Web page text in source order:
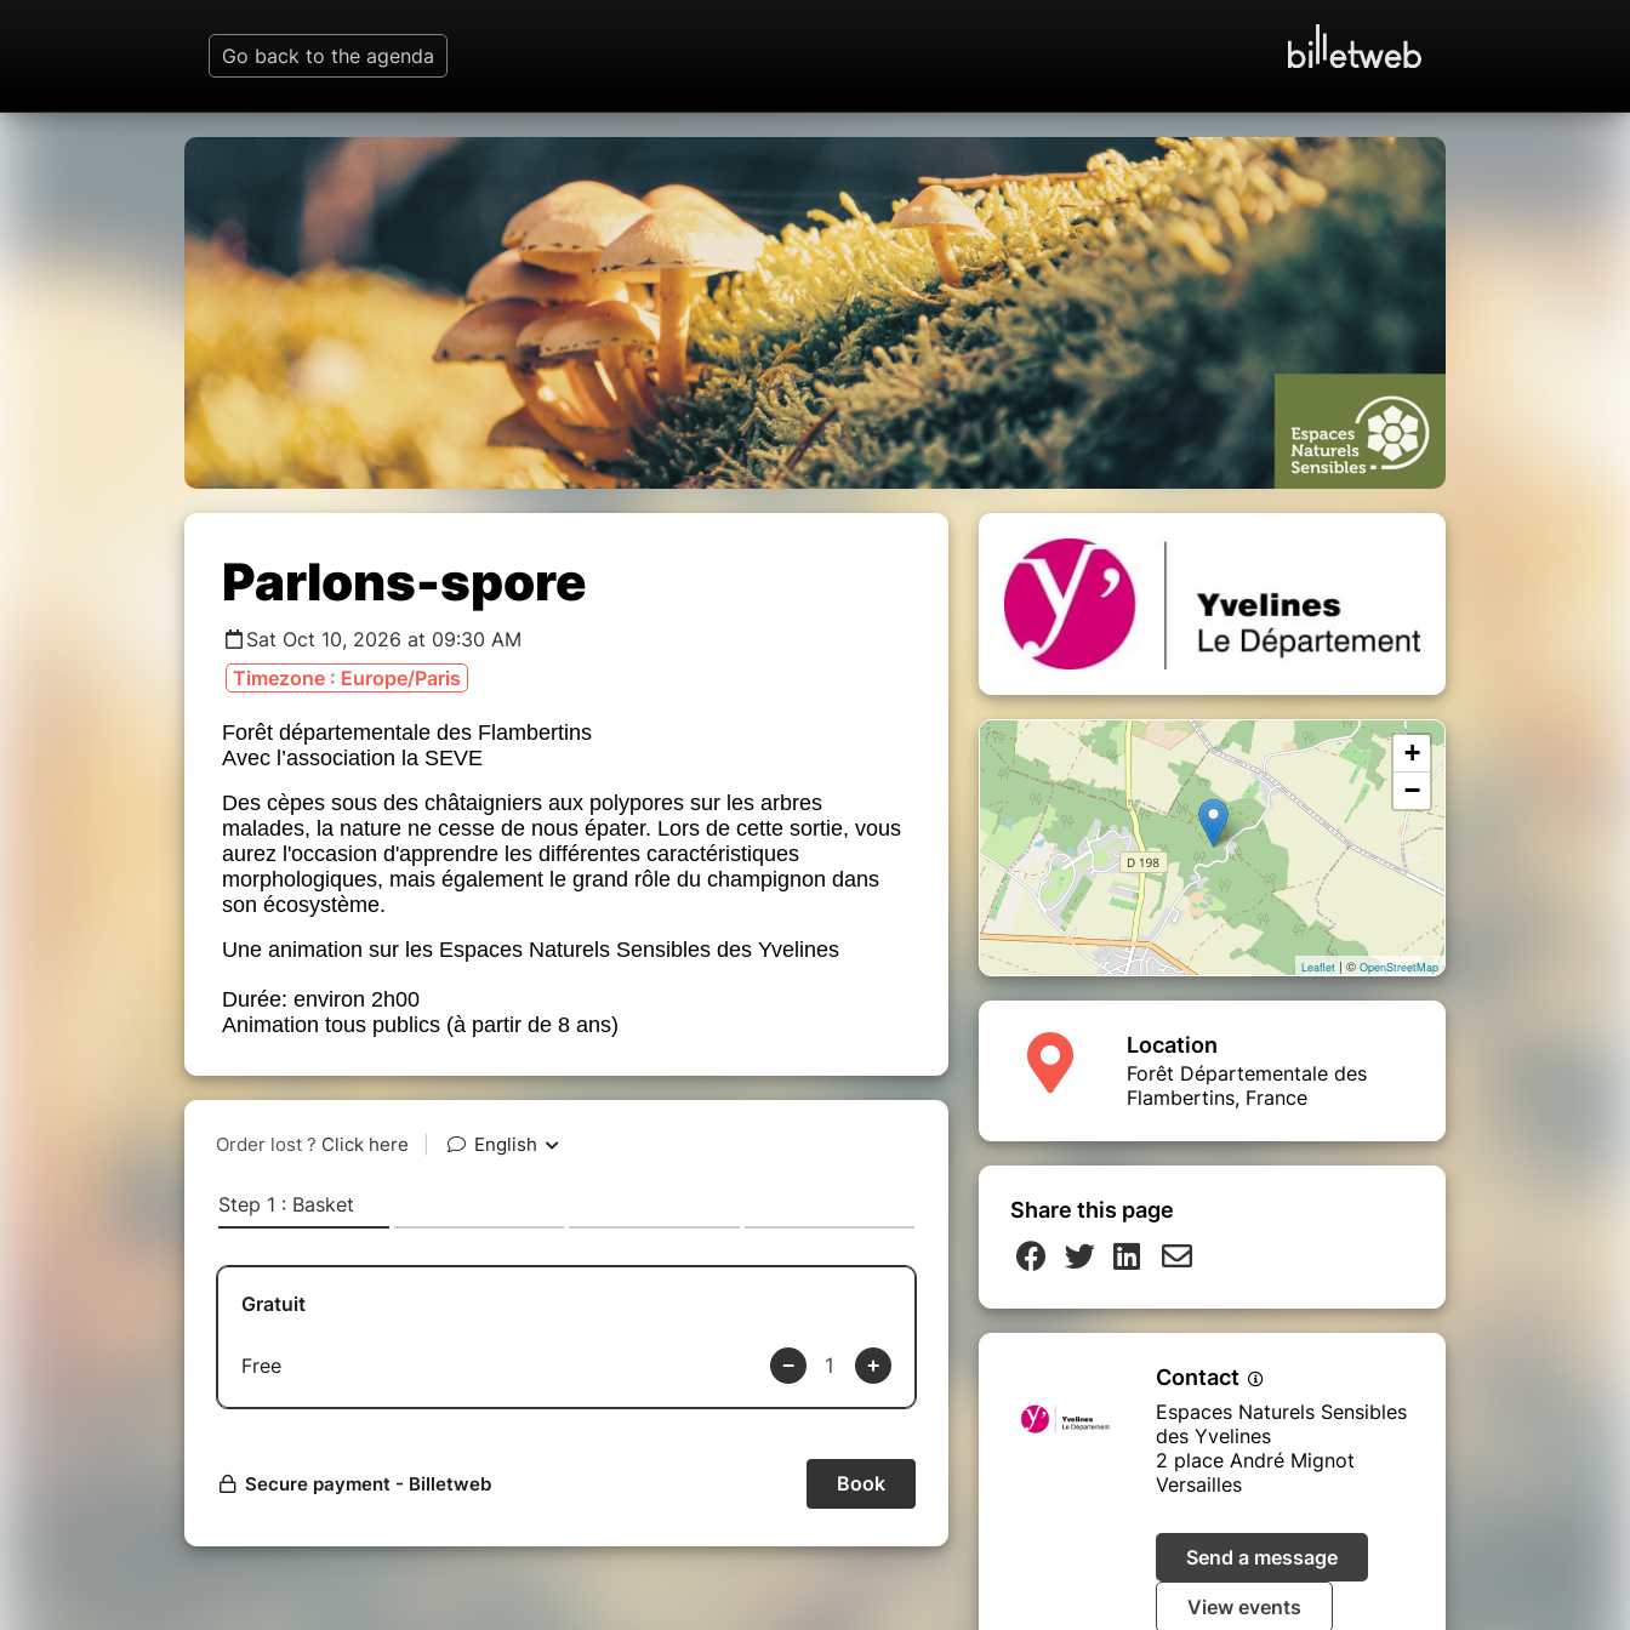
Go back to the agenda
Parlons-spore
Sat Oct 10, 2026 at 09:30 AM
Timezone : Europe/Paris
Forêt départementale des Flambertins
Avec l’association la SEVE
Des cèpes sous des châtaigniers aux polypores sur les arbres
malades, la nature ne cesse de nous épater. Lors de cette sortie, vous
aurez l'occasion d'apprendre les différentes caractéristiques
morphologiques, mais également le grand rôle du champignon dans
son écosystème.
Une animation sur les Espaces Naturels Sensibles des Yvelines
Durée: environ 2h00
Animation tous publics (à partir de 8 ans)
+
−
Leaflet | © OpenStreetMap
Location
Forêt Départementale des
Flambertins, France
Share this page
Contact
Espaces Naturels Sensibles
des Yvelines
2 place André Mignot
Versailles
Send a message
View events